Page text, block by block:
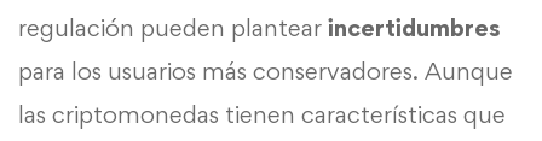
regulación pueden plantear incertidumbres
para los usuarios más conservadores. Aunque
las criptomonedas tienen características que